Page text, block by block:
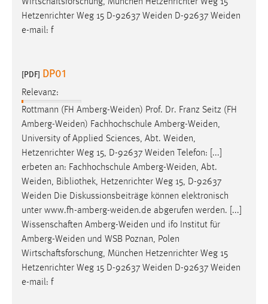
Wirtschaftsforschung, München Hetzenrichter Weg 15
Hetzenrichter Weg 15 D-92637 Weiden D-92637 Weiden
e-mail: f
[PDF] DP01
Relevanz:
Rottmann (FH Amberg-Weiden) Prof. Dr. Franz Seitz (FH
Amberg-Weiden) Fachhochschule Amberg-Weiden,
University of Applied Sciences, Abt. Weiden,
Hetzenrichter Weg 15, D-92637 Weiden Telefon: [...]
erbeten an: Fachhochschule Amberg-Weiden, Abt.
Weiden, Bibliothek, Hetzenrichter Weg 15, D-92637
Weiden Die Diskussionsbeiträge können elektronisch
unter www.fh-amberg-weiden.de abgerufen werden. [...]
Wissenschaften Amberg-Weiden und ifo Institut für
Amberg-Weiden und WSB Poznan, Polen
Wirtschaftsforschung, München Hetzenrichter Weg 15
Hetzenrichter Weg 15 D-92637 Weiden D-92637 Weiden
e-mail: f